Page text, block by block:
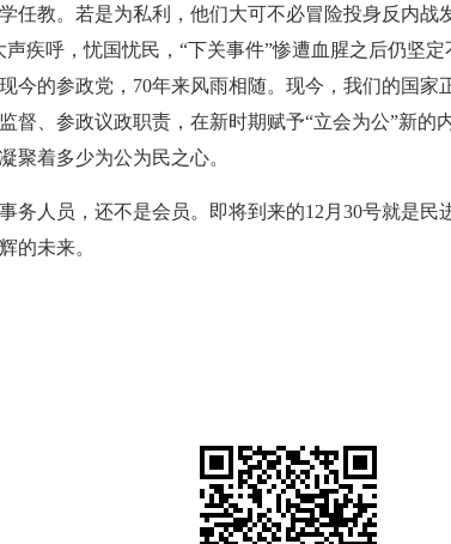
任教。若是为私利，他们大可不必冒险投身反内
疾呼，忧国忧民，“下关事件”惨遭血腥之后仍坚
今的参政党， 70年来风雨相随。现今，我们的国家
督、参政议政职责，在新时期赋予“立会为公”新的
聚着多少为公为民之心。
务人员，还不是会员。即将到来的12 月 30号就是民
的未来。